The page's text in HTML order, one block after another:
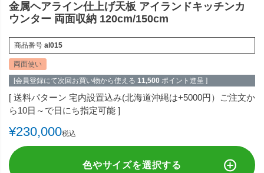
金属ヘアライン仕上げ天板 アイランドキッチンカ
ウンター 両面収納 120cm/150cm
商品番号 al015
両面使い
[会員登録にて次回お買い物から使える 11,500 ポイント進呈 ]
送料パターン 宅内設置込み(北海道沖縄は+5000円）ご注文か
ら10日～で日にち指定可能
¥230,000税込
色やサイズを選択する